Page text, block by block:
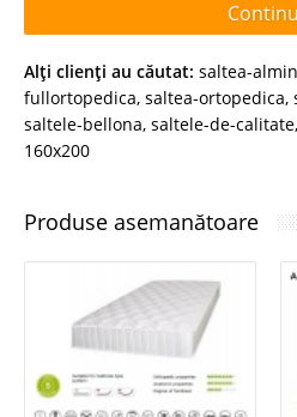
Alţi clienţi au căutat: saltea-
fullortopedica, saltea-ortopedica,
saltele-bellona, saltele-de-calitate,
160x200
Produse asemanătoare